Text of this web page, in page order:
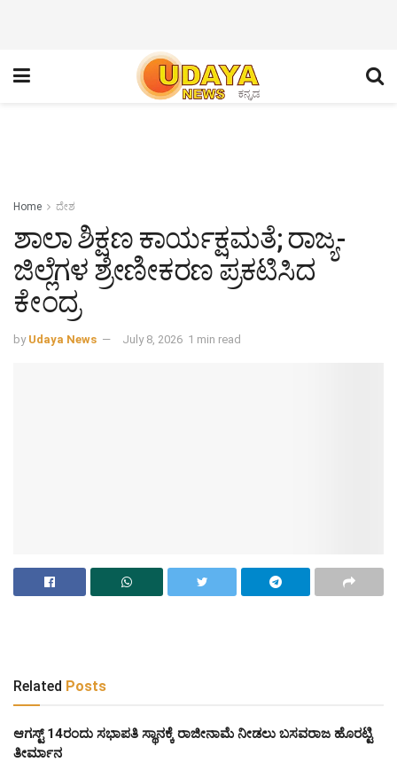
Home ದೇಶ
ಶಾಲಾ ಶಿಕ್ಷಣ ಕಾರ್ಯಕ್ಷಮತೆ; ರಾಜ್ಯ-
ಜಿಲ್ಲೆಗಳ ಶ್ರೇಣೀಕರಣ ಪ್ರಕಟಿಸಿದ
ಕೇಂದ್ರ
by Udaya News July 8, 2026 1 min read
Related Posts
ಆಗಸ್ಟ್‌ 14ರಂದು ಸಭಾಪತಿ ಸ್ಥಾನಕ್ಕೆ ರಾಜೀನಾಮೆ ನೀಡಲು ಬಸವರಾಜ ಹೊರಟ್ಟಿ
ತೀರ್ಮಾನ